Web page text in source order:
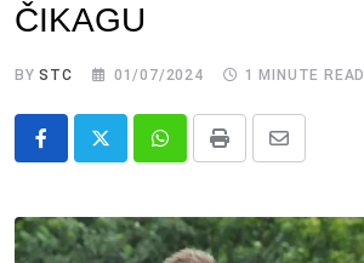
ČIKAGU
BYSTC 01/07/2024 1 MINUTE READ
Whatsapp
Print
Share
Email